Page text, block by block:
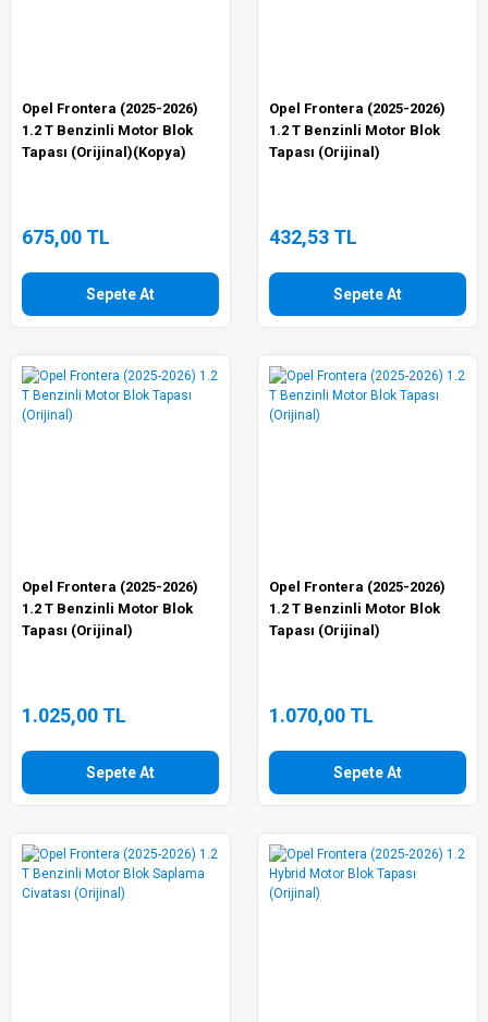
Opel Frontera (2025-2026)
1.2 T Benzinli Motor Blok
Tapası (Orijinal)(Kopya)
675,00 TL
Sepete At
Opel Frontera (2025-2026)
1.2 T Benzinli Motor Blok
Tapası (Orijinal)
432,53 TL
Sepete At
Opel Frontera (2025-2026)
1.2 T Benzinli Motor Blok
Tapası (Orijinal)
1.025,00 TL
Sepete At
Opel Frontera (2025-2026)
1.2 T Benzinli Motor Blok
Tapası (Orijinal)
1.070,00 TL
Sepete At